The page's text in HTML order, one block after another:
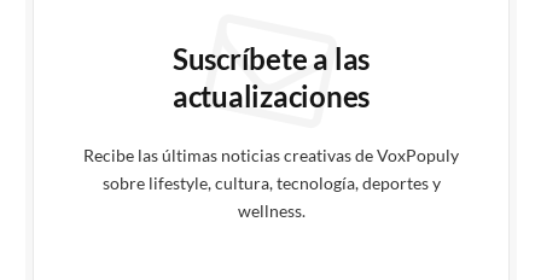
Suscríbete a las
actualizaciones
Recibe las últimas noticias creativas de VoxPopuly
sobre lifestyle, cultura, tecnología, deportes y
wellness.